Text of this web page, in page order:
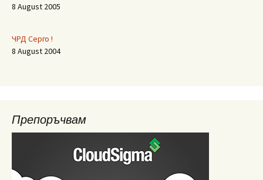
8 August 2005
ЧРД Серго !
8 August 2004
Препоръчвам